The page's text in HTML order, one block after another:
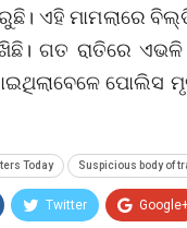
ଏହି ମାମଲାରେ
ଗତ ରାତିରେ ଏଭଳି
ପୋଲିସ
Today Suspicious body of
Twitter